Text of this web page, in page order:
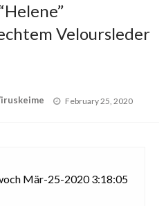
Veloursleder
Posted
February 25, 2020
Mär-25-2020 3:18:05